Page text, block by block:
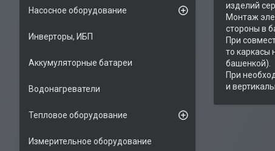
изделий
Монтаж
стороны в
При
то каркасы
башенкой).
При
и
Насосное оборудование
Инверторы, ИБП
Аккумуляторные батареи
Водонагреватели
Тепловое оборудование
Измерительное оборудование